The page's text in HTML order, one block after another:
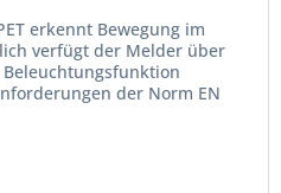
erkennt Bewegung im
verfügt der Melder über
Beleuchtungsfunktion
der Norm EN